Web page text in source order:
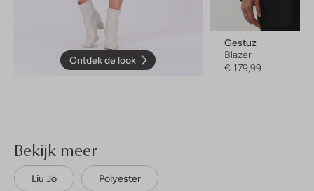
Ontdek de look
Gestuz
Blazer
€ 179,99
Bekijk meer
Liu Jo Polyester